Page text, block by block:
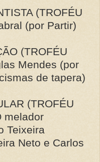
(TROFÉU
(por Partir)
(TROFÉU
Mendes (por
de tapera)
(TROFÉU
melador
Teixeira
Neto e Carlos